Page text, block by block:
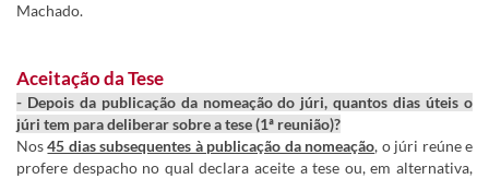
Machado.
Aceitação da Tese
- Depois da publicação da nomeação do júri, quantos dias úteis o
júri tem para deliberar sobre a tese (1ª reunião)?
Nos45 dias subsequentes à publicação da nomeação, o júri reúne e
profere despacho no qual declara aceite a tese ou, em alternativa,